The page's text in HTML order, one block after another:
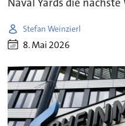
Naval Yards die
Stefan Weinzierl
8. Mai 2026